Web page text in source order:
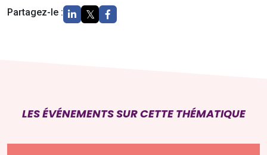
Partagez-le :
LES ÉVÉNEMENTS SUR CETTE THÉMATIQUE